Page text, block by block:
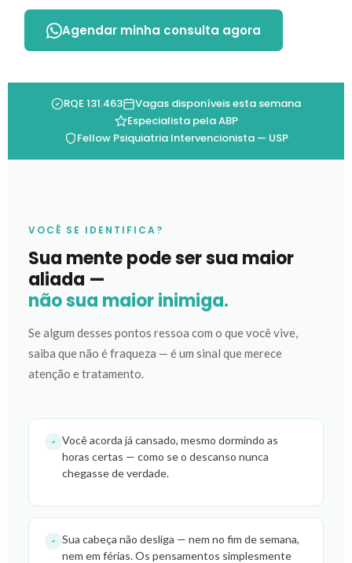
Agendar minha consulta agora
RQE 131.463
Vagas disponíveis esta semana
Especialista pela ABP
Fellow Psiquiatria Intervencionista — USP
VOCÊ SE IDENTIFICA?
Sua mente pode ser sua maior
aliada —
não sua maior inimiga.
Se algum desses pontos ressoa com o que você vive,
saiba que não é fraqueza — é um sinal que merece
atenção e tratamento.
Você acorda já cansado, mesmo dormindo as
horas certas — como se o descanso nunca
chegasse de verdade.
Sua cabeça não desliga — nem no fim de semana,
nem em férias. Os pensamentos simplesmente